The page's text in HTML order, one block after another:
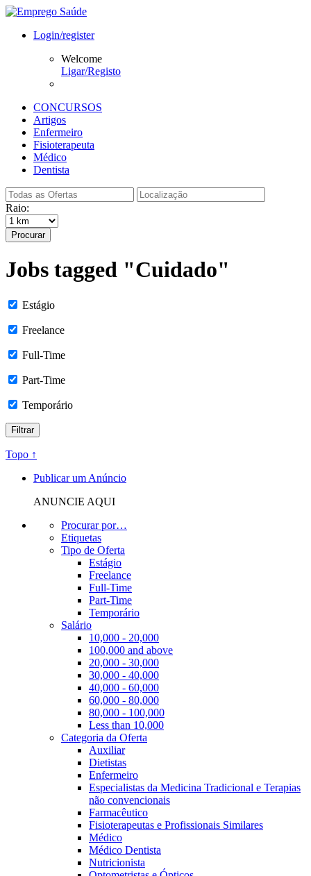
Login/register
Welcome
Ligar/Registo
CONCURSOS
Artigos
Enfermeiro
Fisioterapeuta
Médico
Dentista
Raio:
Procurar
Jobs tagged "Cuidado"
Estágio
Freelance
Full-Time
Part-Time
Temporário
Topo ↑
Publicar um Anúncio
ANUNCIE AQUI
Procurar por…
Etiquetas
Tipo de Oferta
Estágio
Freelance
Full-Time
Part-Time
Temporário
Salário
10,000 - 20,000
100,000 and above
20,000 - 30,000
30,000 - 40,000
40,000 - 60,000
60,000 - 80,000
80,000 - 100,000
Less than 10,000
Categoria da Oferta
Auxiliar
Dietistas
Enfermeiro
Especialistas da Medicina Tradicional e Terapias
não convencionais
Farmacêutico
Fisioterapeutas e Profissionais Similares
Médico
Médico Dentista
Nutricionista